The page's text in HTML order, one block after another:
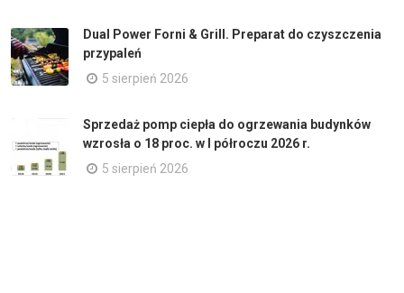
Dual Power Forni & Grill. Preparat do czyszczenia
przypaleń
5 sierpień 2026
Sprzedaż pomp ciepła do ogrzewania budynków
wzrosła o 18 proc. w I półroczu 2026 r.
5 sierpień 2026